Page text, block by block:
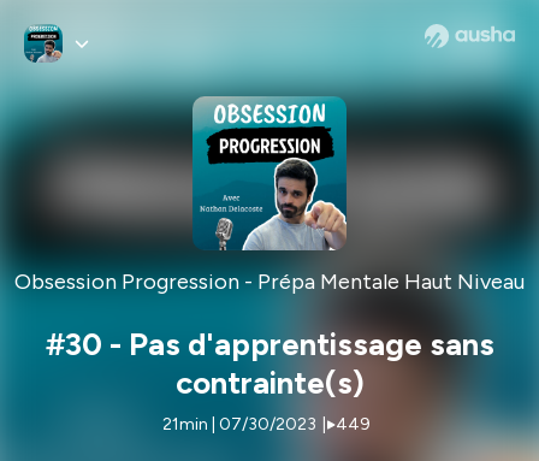
Obsession Progression - Prépa Mentale Haut Niveau
#30 - Pas d'apprentissage sans
contrainte(s)
21min | 07/30/2023 449